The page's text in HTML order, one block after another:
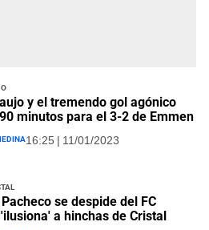
y el tremendo gol agónico
minutos para el 3-2 de Emmen
16:25 | 11/01/2023
se despide del FC
a hinchas de Cristal